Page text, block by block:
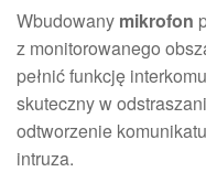
Wbudowany mikrofon
z monitorowanego
pełnić funkcję
skuteczny w
odtworzenie
intruza.